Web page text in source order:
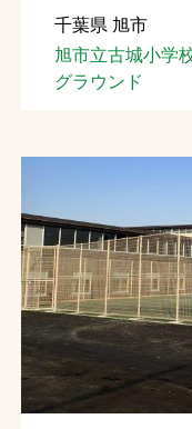
千葉県 旭市
旭市立古城小学
グラウンド